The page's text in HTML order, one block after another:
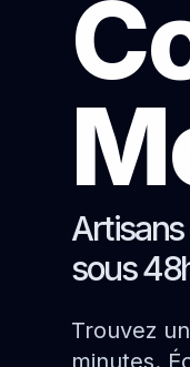
Artisans
sous
Trouvez
minutes.